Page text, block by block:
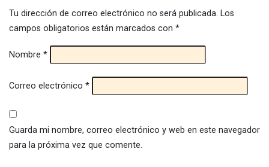
Tu dirección de correo electrónico no será publicada. Los
campos obligatorios están marcados con *
Nombre *
Correo electrónico *
Guarda mi nombre, correo electrónico y web en este navegador
para la próxima vez que comente.